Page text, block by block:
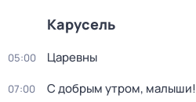
Карусель
05:00 Царевны
07:00 С добрым утром, малыши!